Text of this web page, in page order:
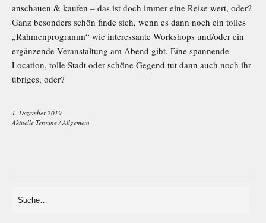
anschauen & kaufen – das ist doch immer eine Reise wert, oder?
Ganz besonders schön finde sich, wenn es dann noch ein tolles
„Rahmenprogramm“ wie interessante Workshops und/oder ein
ergänzende Veranstaltung am Abend gibt. Eine spannende
Location, tolle Stadt oder schöne Gegend tut dann auch noch ihr
übriges, oder?
1. Dezember 2019
Aktuelle Termine /Allgemein